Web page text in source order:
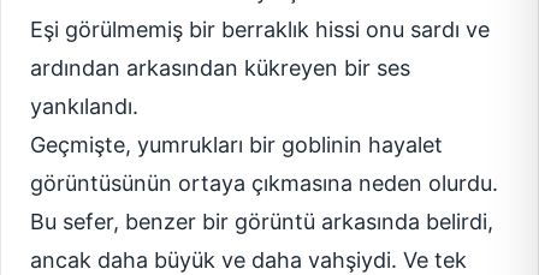
Eşi görülmemiş bir berraklık hissi onu sardı ve
ardından arkasından kükreyen bir ses
yankılandı.
Geçmişte, yumrukları bir goblinin hayalet
görüntüsünün ortaya çıkmasına neden olurdu.
Bu sefer, benzer bir görüntü arkasında belirdi,
ancak daha büyük ve daha vahşiydi. Ve tek